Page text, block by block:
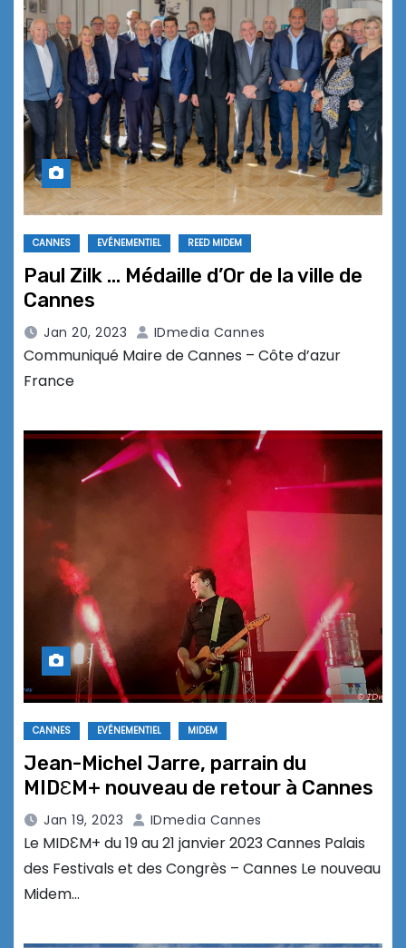
CANNES EVÉNEMENTIEL REED MIDEM
Paul Zilk … Médaille d’Or de la ville de
Cannes
Jan 20, 2023 IDmedia Cannes
Communiqué Maire de Cannes – Côte d’azur
France
CANNES EVÉNEMENTIEL MIDEM
Jean-Michel Jarre, parrain du
MIDƐM+ nouveau de retour à Cannes
Jan 19, 2023 IDmedia Cannes
Le MIDƐM+ du 19 au 21 janvier 2023 Cannes Palais
des Festivals et des Congrès – Cannes Le nouveau
Midem…